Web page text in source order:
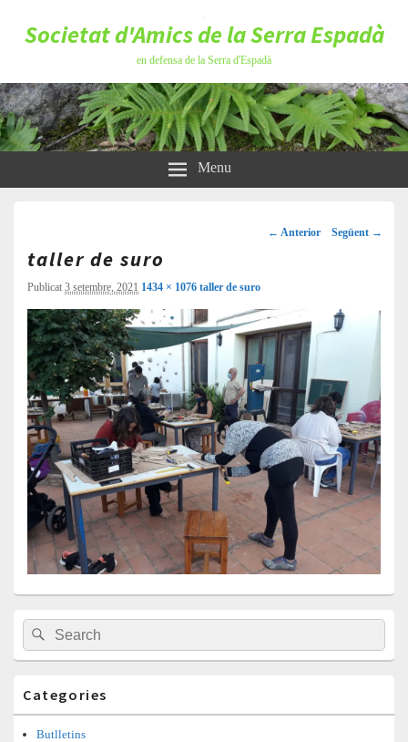
Societat d'Amics de la Serra Espadà
en defensa de la Serra d'Espadà
Menu
d'imatges
← Anterior Següent →
taller de suro
Publicat 3 setembre, 2021 1434 × 1076 taller de suro
Barra
lateral
principal
Search
for:
Search
Categories
Butlletins